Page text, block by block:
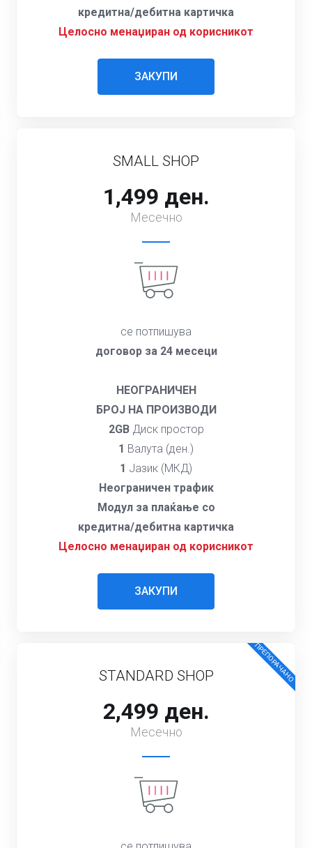
кредитна/дебитна картичка
Целосно менаџиран од корисникот
ЗАКУПИ
SMALL SHOP
1,499 ден.
Месечно
се потпишува
договор за 24 месеци
НЕОГРАНИЧЕН
БРОЈ НА ПРОИЗВОДИ
2GBДиск простор
1 Валута (ден.)
1 Јазик (МКД)
Неограничен трафик
Модул за плаќање со
кредитна/дебитна картичка
Целосно менаџиран од корисникот
ЗАКУПИ
ПРЕПОРАЧАНО
STANDARD SHOP
2,499 ден.
Месечно